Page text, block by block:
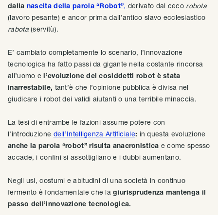
dalla nascita della parola “Robot”, derivato dal ceco robota
(lavoro pesante) e ancor prima dall’antico slavo ecclesiastico
rabota(servitù).
E’ cambiato completamente lo scenario, l’innovazione
tecnologica ha fatto passi da gigante nella costante rincorsa
all’uomo el’evoluzione dei cosiddetti robot è stata
inarrestabile, tant’è che l’opinione pubblica è divisa nel
giudicare i robot dei validi aiutanti o una terribile minaccia.
La tesi di entrambe le fazioni assume potere con
l’introduzione dell’Intelligenza Artificiale: in questa evoluzione
anche la parola “robot” risulta anacronistica e come spesso
accade, i confini si assottigliano e i dubbi aumentano.
Negli usi, costumi e abitudini di una società in continuo
fermento è fondamentale che lagiurisprudenza mantenga il
passo dell’innovazione tecnologica.